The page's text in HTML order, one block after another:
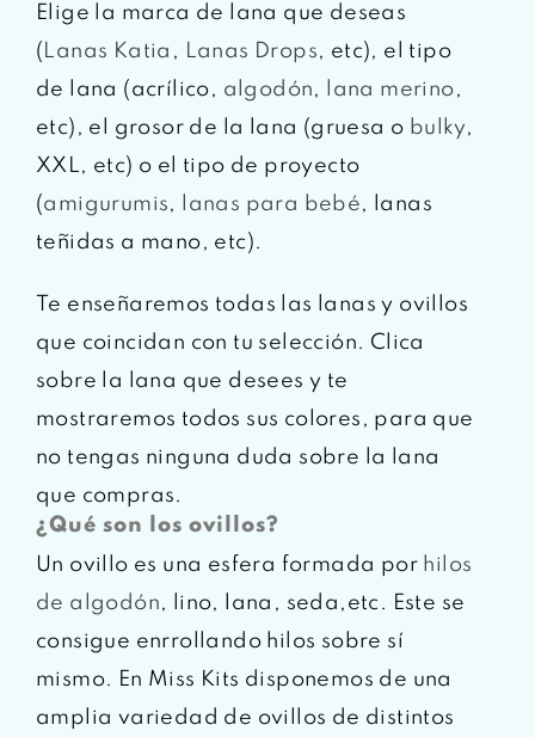
Elige la marca de lana que deseas
( Lanas Katia , Lanas Drops, etc), el tipo
de lana (acrílico, algodón, lana merino,
etc), el grosor de la lana (gruesa o bulky,
XXL, etc) o el tipo de proyecto
(amigurumis, lanas para bebé, lanas
teñidas a mano, etc).
Te enseñaremos todas las lanas y ovillos
que coincidan con tu selección. Clica
sobre la lana que desees y te
mostraremos todos sus colores, para que
no tengas ninguna duda sobre la lana
que compras.
¿Qué son los ovillos?
Un ovillo es una esfera formada por hilos
de algodón, lino, lana, seda,etc. Este se
consigue enrrollando hilos sobre sí
mismo. En Miss Kits disponemos de una
amplia variedad de ovillos de distintos